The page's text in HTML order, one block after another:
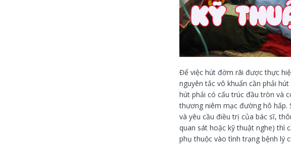
Để việc hút đờm rãi được thực
nguyên tắc vô khuẩn cần phải
hút phải có cấu trúc đầu tròn và
thương niêm mạc đường hô hấp.
và yêu cầu điều trị của bác sĩ,
quan sát hoặc kỹ thuật nghe) thì
phụ thuộc vào tình trạng bệnh lý